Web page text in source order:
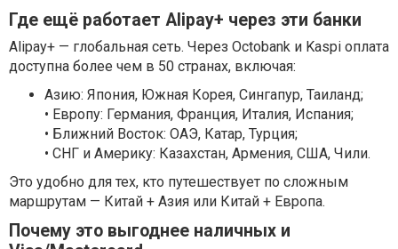
Где ещё работает Alipay+ через эти банки
Alipay+ — глобальная сеть. Через Octobank и Kaspi оплата
доступна более чем в 50 странах, включая:
Азию: Япония, Южная Корея, Сингапур, Таиланд;
• Европу: Германия, Франция, Италия, Испания;
• Ближний Восток: ОАЭ, Катар, Турция;
• СНГ и Америку: Казахстан, Армения, США, Чили.
Это удобно для тех, кто путешествует по сложным
маршрутам — Китай + Азия или Китай + Европа.
Почему это выгоднее наличных и